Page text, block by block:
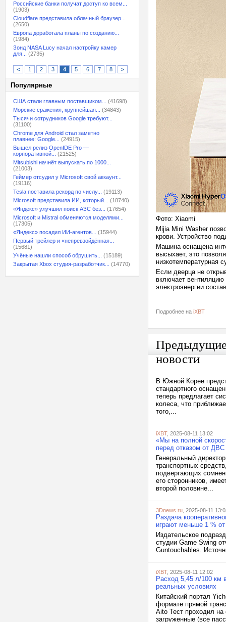
Российские банки получат доступ ко всем...
(1903)
Cloudflare представила облачный браузер...
(2650)
Европа доработала планы по созданию...
(1984)
Зонд NASA Lucy начал настройку камер
для...
(2735)
< 1 2 3 4 5 6 7 8 >
Популярные
США стали главным поставщиком...
(41698)
Морские сражения, крупнейшая...
(34843)
Тысячи сотрудников Google требуют...
(31100)
Chrome для Android стал заметно
плавнее: Google...
(24915)
Вышел релиз OpenIDE Pro —
корпоративной...
(21525)
Mitsubishi начнёт выпускать по 1000...
(21003)
Геймер отсудил у Microsoft свой аккаунт...
(19116)
Tesla поставила рекорд по числу...
(19113)
Microsoft представила ИИ, который...
(18740)
«Яндекс» улучшил поиск АЗС без...
(17654)
Microsoft и Mistral обменяются моделями...
(17305)
«Яндекс» посадил ИИ-агентов...
(15944)
Первый трейлер и «непревзойдённая...
(15681)
Учёные нашли способ обрушить...
(15189)
Закрытая Xbox студия-разработчик...
(14770)
Фото: Xiaomi
Mijia Mini Washer
крови. Устройство
Машина оснащена
высыхает, это
низкотемпературная
Если дверца не
включает
электроэнергии
Подробнее на iXBT
новости
В Южной Корее
стандартного
теперь предлагает
колеса, что
того,...
iXBT, 2025-08-11 13:02
«Мы на полной
перед отказом от ДВС
Генеральный
транспортных
подвергающих
его сторонников,
второй половине...
3Dnews.ru , 2025-08-11
Раздача
играют меньше 1 %
Издательское
студии Game Swing
Guntouchables.
iXBT, 2025-08-11 12:02
Расход 5,45 л/100 км
реальных условиях
Китайский портал
формате прямой
Aito Тест проходил
загруженные (все